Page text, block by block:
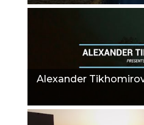
Alexander